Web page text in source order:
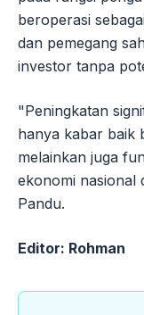
beroperasi
dan pemegang
investor tanpa
"Peningkatan
hanya kabar baik
melainkan juga
ekonomi nasional
Pandu.
Editor: Rohman